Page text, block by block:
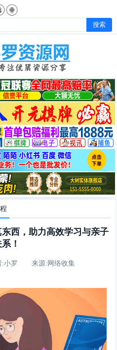
西，助力高效学习与亲子
！
小罗 来源:网络收集